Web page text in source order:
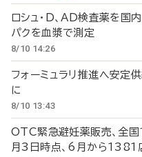
ロシュ・D、AD検査薬を
パクを血漿で測定
8/10 14:26
フォーミュラリ推進へ安
に
8/10 13:43
OTC緊急避妊薬販売、
月3日時点、6月から1381